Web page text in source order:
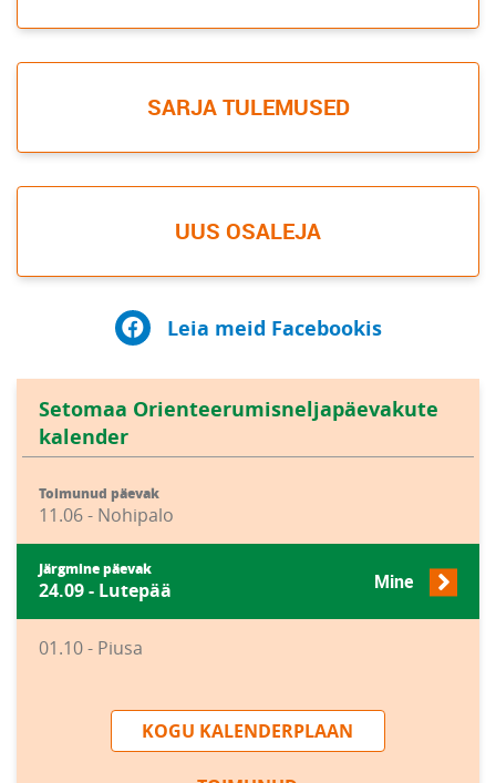
SARJA TULEMUSED
UUS OSALEJA
Leia meid Facebookis
Setomaa Orienteerumisneljapäevakute
kalender
Toimunud päevak
11.06 - Nohipalo
Järgmine päevak
24.09 - Lutepää Mine
01.10 - Piusa
KOGU KALENDERPLAAN